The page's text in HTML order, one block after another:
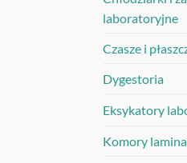
laboratoryjne
Czasze i
Dygestoria
Eksykatory
Komory